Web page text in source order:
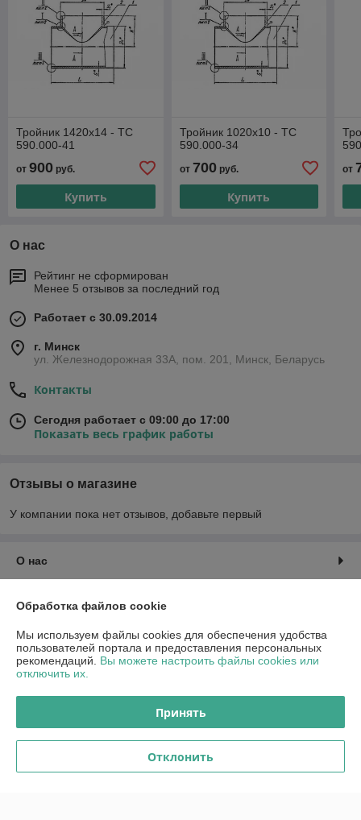
Тройник 1420х14 - ТС
590.000-41
от 900 руб.
Купить
Тройник 1020х10 - ТС
590.000-34
от 700руб.
Купить
от
О нас
Рейтинг не сформирован
Менее 5 отзывов за последний год
Работает с 30.09.2014
г. Минск
ул. Железнодорожная 33А, пом. 201, Минск, Беларусь
Контакты
Сегодня работает с 09:00 до 17:00
Показать весь график работы
Отзывы о магазине
У компании пока нет отзывов, добавьте первый
О нас
Контакты
Доставка и оплата
График работы
Политика обработки cookies
Обработка файлов cookie
Мы используем файлы cookies для обеспечения удобства
пользователей портала и предоставления персональных
рекомендаций. Вы можете настроить файлы cookies или
отключить их.
Принять
Отклонить